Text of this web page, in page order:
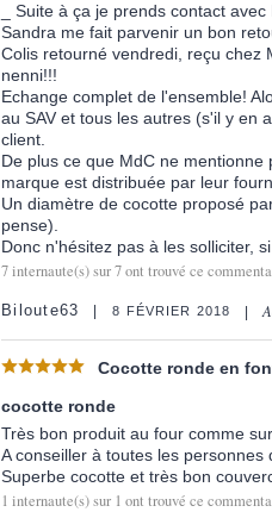
_ Suite à ça je prends contact
Sandra me fait parvenir un bon
Colis retourné vendredi, reçu chez
nenni!!!
Echange complet de l'ensemble!
au SAV et tous les autres (s'il y en
client.
De plus ce que MdC ne
marque est distribuée par leur
Un diamètre de cocotte proposé
pense).
Donc n'hésitez pas à les solliciter,
7internaute(s) sur7ont trouvé ce
Biloute63 8 FÉVRIER 2018
Cocotte ronde en
cocotte ronde
Très bon produit au four comme
A conseiller à toutes les
Superbe cocotte et très bon
1 internaute(s) sur 1 ont trouvé ce